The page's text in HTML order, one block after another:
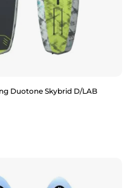
Duotone Skybrid D/LAB